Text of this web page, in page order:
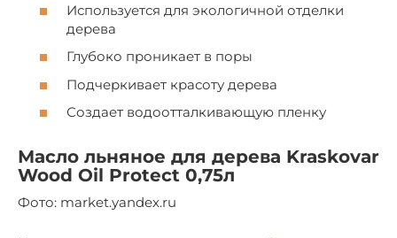
Используется для экологичной отделки
дерева
Глубоко проникает в поры
Подчеркивает красоту дерева
Создает водоотталкивающую пленку
Масло льняное для дерева Kraskovar
Wood Oil Protect 0,75л
Фото: market.yandex.ru